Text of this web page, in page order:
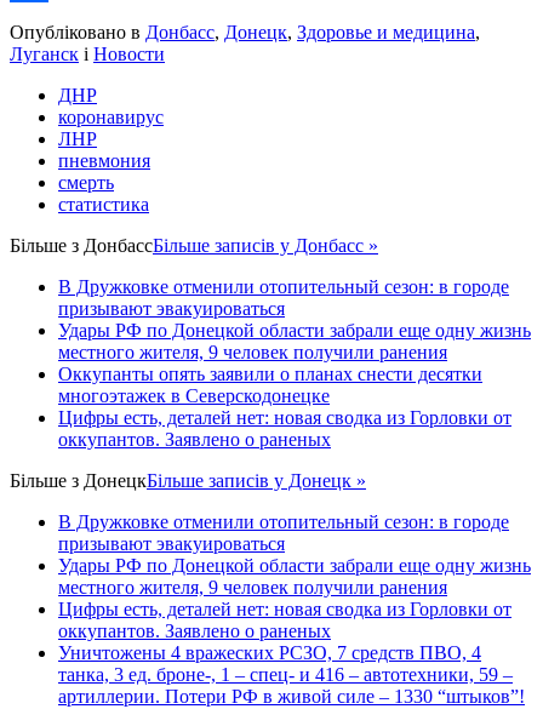
Share
Опубліковано в Донбасс, Донецк, Здоровье и медицина,
Луганск і Новости
ДНР
коронавирус
ЛНР
пневмония
смерть
статистика
Більше з ДонбассБільше записів у Донбасс »
В Дружковке отменили отопительный сезон: в городе
призывают эвакуироваться
Удары РФ по Донецкой области забрали еще одну жизнь
местного жителя, 9 человек получили ранения
Оккупанты опять заявили о планах снести десятки
многоэтажек в Северскодонецке
Цифры есть, деталей нет: новая сводка из Горловки от
оккупантов. Заявлено о раненых
Більше з ДонецкБільше записів у Донецк »
В Дружковке отменили отопительный сезон: в городе
призывают эвакуироваться
Удары РФ по Донецкой области забрали еще одну жизнь
местного жителя, 9 человек получили ранения
Цифры есть, деталей нет: новая сводка из Горловки от
оккупантов. Заявлено о раненых
Уничтожены 4 вражеских РСЗО, 7 средств ПВО, 4
танка, 3 ед. броне-, 1 – спец- и 416 – автотехники, 59 –
артиллерии. Потери РФ в живой силе – 1330 “штыков”!